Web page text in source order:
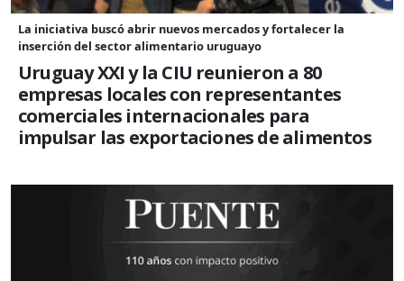
La iniciativa buscó abrir nuevos mercados y fortalecer la
inserción del sector alimentario uruguayo
Uruguay XXI y la CIU reunieron a 80
empresas locales con representantes
comerciales internacionales para
impulsar las exportaciones de alimentos